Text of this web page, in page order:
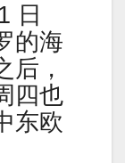
日
的海
后，
四也
东欧